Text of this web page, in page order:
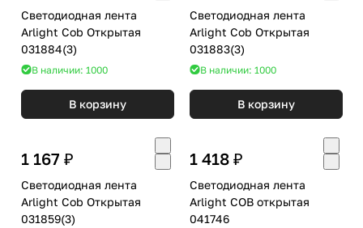
Светодиодная лента
Arlight Cob Открытая
031884(3)
В наличии: 1000
В корзину
Светодиодная лента
Arlight Cob Открытая
031883(3)
В наличии: 1000
В корзину
1 167 ₽
Светодиодная лента
Arlight Cob Открытая
031859(3)
1 418 ₽
Светодиодная лента
Arlight COB открытая
041746